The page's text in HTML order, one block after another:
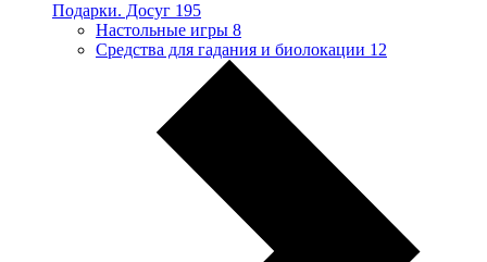
Подарки. Досуг 195
Настольные игры 8
Средства для гадания и биолокации 12